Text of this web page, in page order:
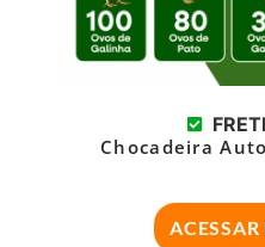
Chocadeira